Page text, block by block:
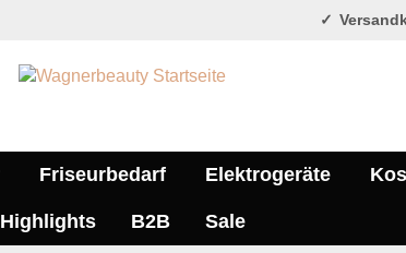
Friseurbedarf Elektrogeräte
Highlights B2B Sale